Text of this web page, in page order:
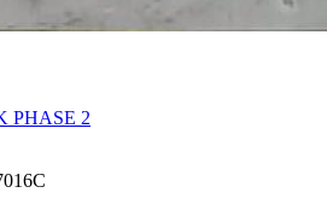
PHASE 2